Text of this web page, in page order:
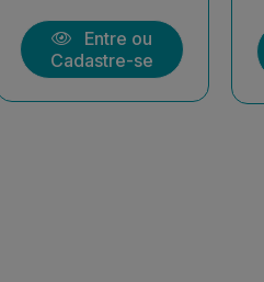
Entre ou
Cadastre-se